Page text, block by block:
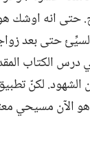
حتى انه
حتى بعد
في درس الكتاب
لكنّ
الآن مسيحي